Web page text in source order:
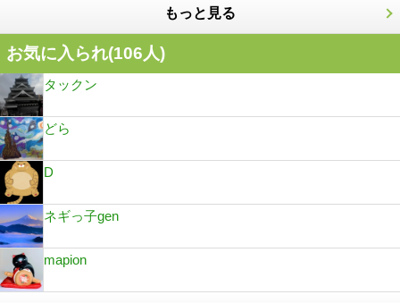
もっと見る
お気に入られ(106人)
タックン
どら
D
ネギっ子gen
mapion